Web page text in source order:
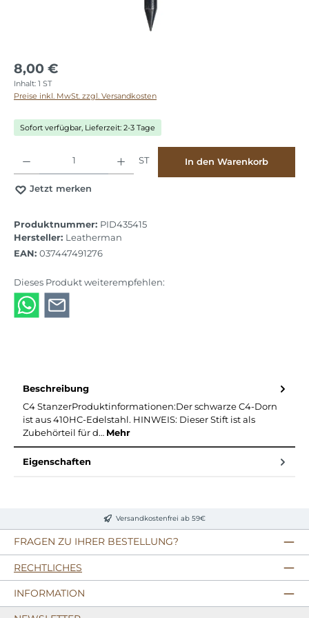
8,00 €
Inhalt: 1 ST
Preise inkl. MwSt. zzgl. Versandkosten
Sofort verfügbar, Lieferzeit: 2-3 Tage
ST In den Warenkorb
Jetzt merken
Produktnummer: PID435415
Hersteller: Leatherman
EAN: 037447491276
Dieses Produkt weiterempfehlen:
Beschreibung
C4 StanzerProduktinformationen:Der schwarze C4-Dorn
ist aus 410HC-Edelstahl. HINWEIS: Dieser Stift ist als
Zubehörteil für d… Mehr
Eigenschaften
Versandkostenfrei ab 59€
FRAGEN ZU IHRER BESTELLUNG?
RECHTLICHES
INFORMATION